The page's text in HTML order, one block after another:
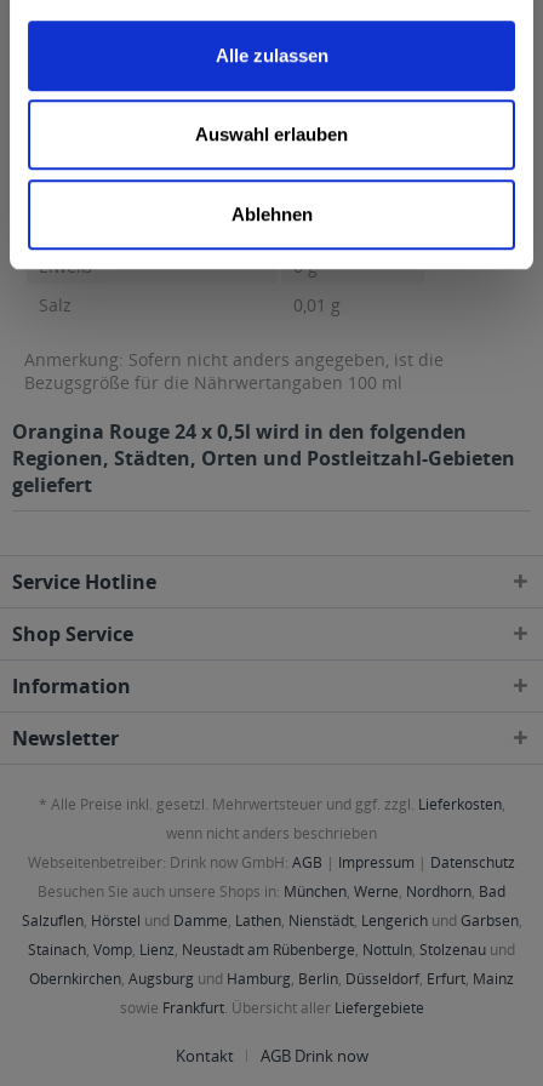
Alle zulassen
Auswahl erlauben
Ablehnen
0 g Kohlenhydrate...mehr
Fett
0 g
davon gesättigte Fettsäuren
0 g
Kohlenhydrate
10 g
10 g
Eiweiß
0 g
Salz
0,01 g
Anmerkung: Sofern nicht anders angegeben, ist die
Bezugsgröße für die Nährwertangaben 100 ml
Orangina Rouge 24 x 0,5l wird in den folgenden
Regionen, Städten, Orten und Postleitzahl-Gebieten
geliefert
Service Hotline
Shop Service
Information
Newsletter
* Alle Preise inkl. gesetzl. Mehrwertsteuer und ggf. zzgl. Lieferkosten,
wenn nicht anders beschrieben
Webseitenbetreiber: Drink now GmbH: AGB | Impressum | Datenschutz
Besuchen Sie auch unsere Shops in: München, Werne, Nordhorn, Bad
Salzuflen, Hörstel und Damme, Lathen, Nienstädt, Lengerichund Garbsen,
Stainach, Vomp, Lienz, Neustadt am Rübenberge, Nottuln, Stolzenau und
Obernkirchen, Augsburg und Hamburg, Berlin, Düsseldorf, Erfurt, Mainz
sowie Frankfurt. Übersicht aller Liefergebiete
Kontakt AGB Drink now